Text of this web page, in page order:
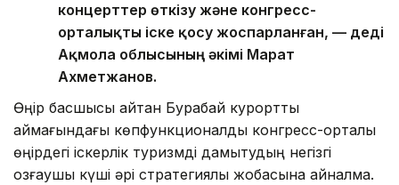
концерттер өткізу және конгресс-
орталықты іске қосу жоспарланған, — деді
Ақмола облысының әкімі Марат
Ахметжанов.
Өңір басшысы айтқан Бурабай курорттық
аймағындағы көпфункционалды конгресс-орталық
өңірдегі іскерлік туризмді дамытудың негізгі
қозғаушы күші әрі стратегиялық жобасына айналмақ.